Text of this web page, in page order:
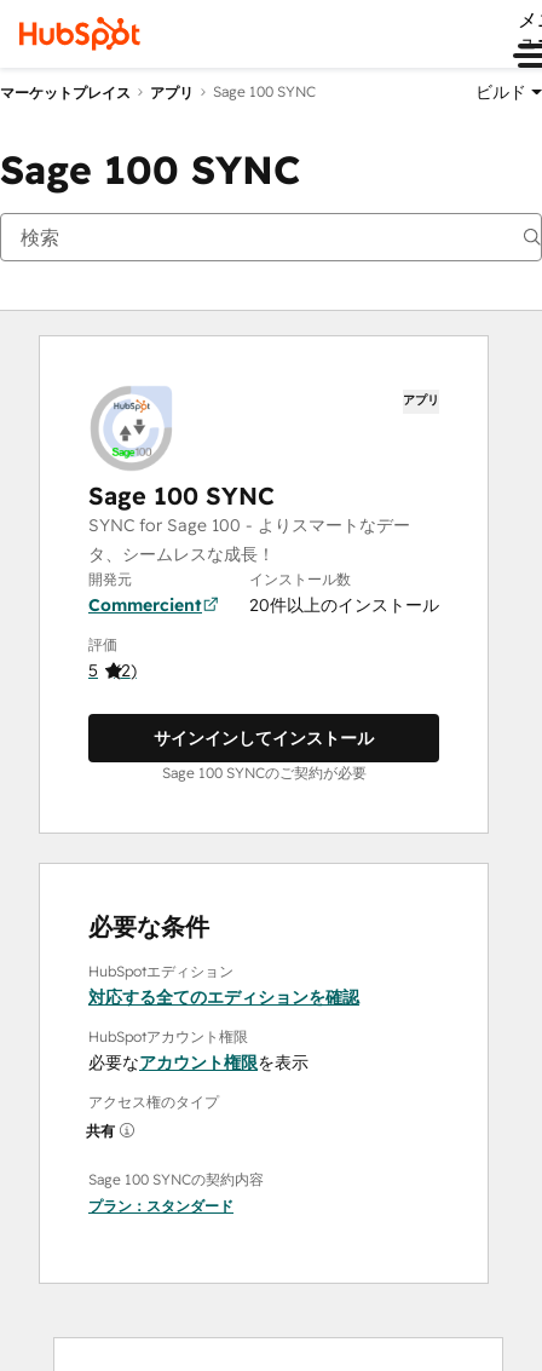
ュ
マーケットプレイス アプリ Sage 100 SYNC ビルド
Sage 100 SYNC
アプリ
Sage 100 SYNC
SYNC for Sage 100 - よりスマートなデー
タ、シームレスな成長！
開発元
Commercient
インストール数
20件以上のインストール
評価
5 (2)
サインインしてインストール
Sage 100 SYNCのご契約が必要
必要な条件
HubSpotエディション
対応する全てのエディションを確認
HubSpotアカウント権限
必要なアカウント権限を表示
アクセス権のタイプ
共有
Sage 100 SYNCの契約内容
プラン： スタンダード